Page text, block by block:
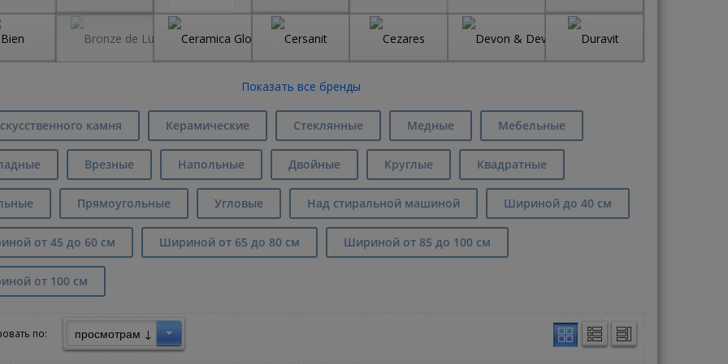
камня Керамические Стеклянные Медные Мебельные
Врезные Напольные Двойные Круглые Квадратные
Прямоугольные Угловые Над стиральной машиной Шириной до 40 см
от 45 до 60 см Шириной от 65 до 80 см Шириной от 85 до 100 см
от 100 см
по: просмотрам ↓